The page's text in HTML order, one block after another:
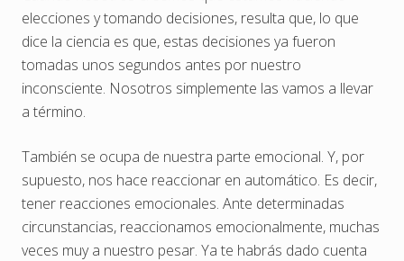
elecciones y tomando decisiones, resulta que, lo que
dice la ciencia es que, estas decisiones ya fueron
tomadas unos segundos antes por nuestro
inconsciente. Nosotros simplemente las vamos a llevar
a término.
También se ocupa de nuestra parte emocional. Y, por
supuesto, nos hace reaccionar en automático. Es decir,
tener reacciones emocionales. Ante determinadas
circunstancias, reaccionamos emocionalmente, muchas
veces muy a nuestro pesar. Ya te habrás dado cuenta